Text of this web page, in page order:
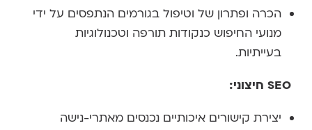
הכרה ופתרון של וטיפול בגורמים הנתפסים על ידי
מנועי החיפוש כנקודות תורפה וטכנולוגיות
בעייתיות.
SEO חיצוני:
יצירת קישורים איכותיים נכנסים מאתרי-נישה